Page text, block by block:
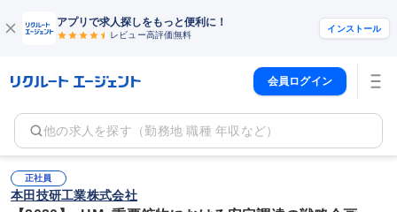
アプリで求人探しをもっと便利に！
レビュー高評価無料
インストール
会員ログイン
他の求人を探す（勤務地 職種 年収など）
正社員
本田技研工業株式会社